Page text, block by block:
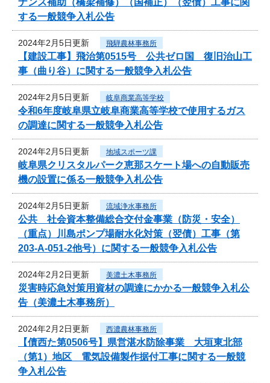
する一般競争入札公告
2024年2月5日更新 飛騨農林事務所
【建設工事】飛治第0515号 公共ゼロ国 復旧治山工
事（曲り谷）に関する一般競争入札公告
2024年2月5日更新 岐阜商業高等学校
令和6年度岐阜県立岐阜商業高等学校で使用するガス
の調達に関する一般競争入札公告
2024年2月5日更新 地域スポーツ課
岐阜県クリスタルパーク恵那スケート場への自動販売
機の設置に係る一般競争入札公告
2024年2月5日更新 流域浄水事務所
公共 社会資本整備総合交付金事業（防災・安全）
（重点）川島ポンプ場耐水化対策（翌債）工事（第
203-A-051-2他号）に関する一般競争入札公告
2024年2月2日更新 美濃土木事務所
災害時応急対策用資材の調達にかかる一般競争入札公
告（美濃土木事務所）
2024年2月2日更新 西濃農林事務所
【債西た第0506号】県営湛水防除事業 大垣東北部
（第1）地区 電気設備製作据付工事に関する一般競
争入札公告